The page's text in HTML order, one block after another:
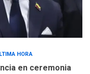
HORA
en ceremonia